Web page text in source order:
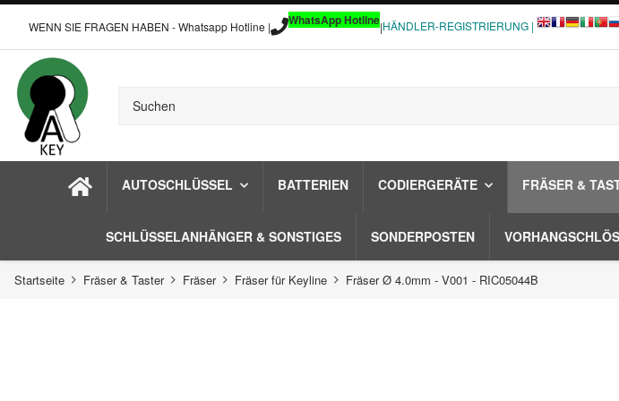
WENN SIE FRAGEN HABEN - Whatsapp Hotline | WhatsApp Hotline|HÄNDLER-REGISTRIERUNG |
AUTOSCHLÜSSEL BATTERIEN CODIERGERÄTE FRÄSER &
SCHLÜSSELANHÄNGER & SONSTIGES SONDERPOSTEN
Startseite Fräser & Taster Fräser Fräser für Keyline Fräser Ø 4.0mm - V001 - RIC05044B